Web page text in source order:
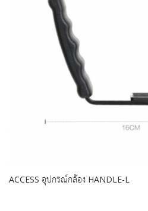
ACCESS อุปกรณ์กล้อง HANDLE-L